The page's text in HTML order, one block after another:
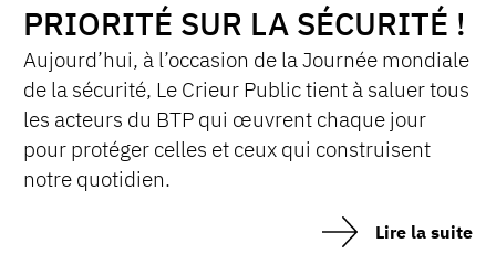
PRIORITÉ SUR LA SÉCURITÉ !
Aujourd’hui, à l’occasion de la Journée mondiale
de la sécurité, Le Crieur Public tient à saluer tous
les acteurs du BTP qui œuvrent chaque jour
pour protéger celles et ceux qui construisent
notre quotidien.
Lire la suite